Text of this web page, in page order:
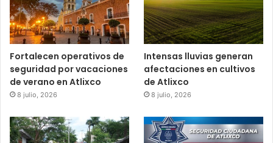
Fortalecen operativos de
seguridad por vacaciones
de verano en Atlixco
8 julio, 2026
Intensas lluvias generan
afectaciones en cultivos
de Atlixco
8 julio, 2026